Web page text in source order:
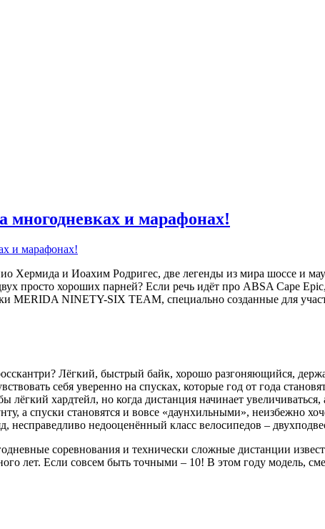
и марафонах!
Хермида и Иоахим Родригес, две легенды из мира шоссе и
просто хороших парней? Если речь идёт про ABSA Cape
MERIDA NINETY-SIX TEAM, специально созданные для
Лёгкий, быстрый байк, хорошо разгоняющийся,
себя уверенно на спусках, которые год от года
хардтейл, но когда дистанция начинает увеличиваться,
а спуски становятся и вовсе «даунхильными», неизбежно
недооценённый класс велосипедов –
соревнования и технически сложные дистанции
лет. Если совсем быть точными – 10! В этом году модель,